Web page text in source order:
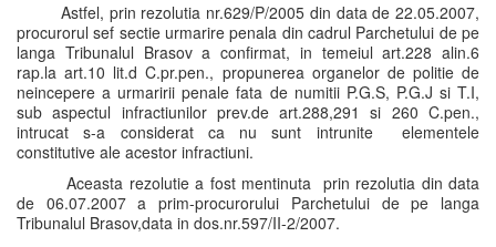
Astfel, prin rezolutia nr.629/P/2005 din data de 22.05.2007,
procurorul sef sectie urmarire penala din cadrul Parchetului de pe
langa Tribunalul Brasov a confirmat, in temeiul art.228 alin.6
rap.la art.10 lit.d C.pr.pen., propunerea organelor de politie de
neincepere a urmaririi penale fata de numitii P.G.S, P.G.J si T.I,
sub aspectul infractiunilor prev.de art.288,291 si 260 C.pen.,
intrucat s-a considerat ca nu sunt intrunite elementele
constitutive ale acestor infractiuni.
Aceasta rezolutie a fost mentinuta prin rezolutia din data
de 06.07.2007 a prim-procurorului Parchetului de pe langa
Tribunalul Brasov,data in dos.nr.597/II-2/2007.